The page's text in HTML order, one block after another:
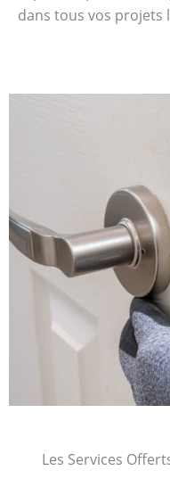
dans tous vos projets
Les Services